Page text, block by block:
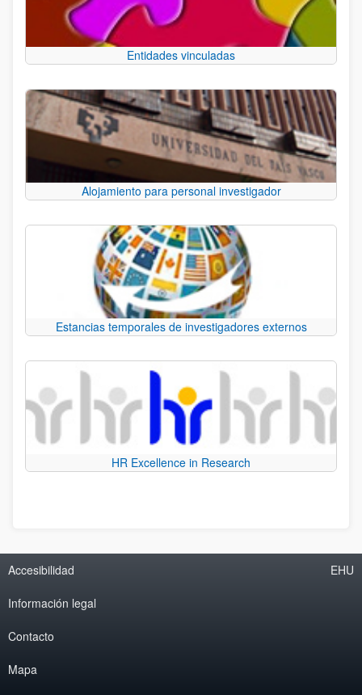
Entidades vinculadas
Alojamiento para personal investigador
Estancias temporales de investigadores externos
HR Excellence in Research
Accesibilidad
Información legal
Contacto
Mapa
EHU